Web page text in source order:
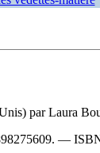
par Laura
. —